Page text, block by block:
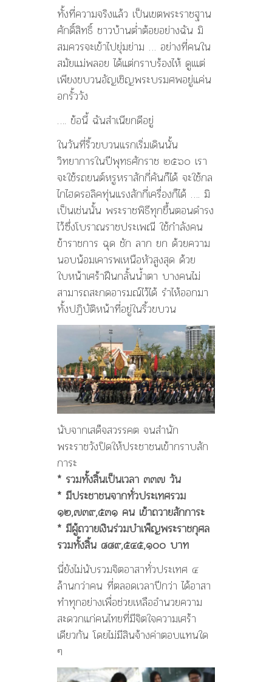
ทั้งที่ความจริงแล้ว เป็นเขตพระราชฐาน
ศักดิ์สิทธิ์ ชาวบ้านต่ำต้อยอย่างฉัน มิ
สมควรจะเข้าไปยุ่มย่าม … อย่างที่คนใน
สมัยแม่พลอย ได้แต่กราบร้องไห้ ดูเแต่
เพียงขบวนอัญเชิญพระบรมศพอยู่แค่น
อกรั้ววัง
…. ข้อนี้ ฉันสำเนียกดีอยู่
ในวันที่ริ้วขบวนแรกเริ่มเดินนั้น
วิทยาการในปีพุทธศักราช ๒๕๖๐ เรา
จะใช้รถยนต์หรูหราสักกี่คันก็ได้ จะใช้กล
ไกไฮดรอลิคทุ่นแรงสักกี่เครื่องก็ได้ …. มิ
เป็นเช่นนั้น พระราชพิธีทุกขึ้นตอนดำรง
ไว้ซึ่งโบราณราชประเพณี ใช้กำลังคน
ข้าราชการ ฉุด ชัก ลาก ยก ด้วยความ
นอบน้อมเคารพเหนือหัวสูงสุด ด้วย
ใบหน้าเศร้าฝืนกลั้นน้ำตา บางคนไม่
สามารถสะกดอารมณ์ไว้ได้ รำไห้ออกมา
ทั้งปฏิบัติหน้าที่อยู่ในริ้วขบวน
นับจากเสด็จสวรรคต จนสำนัก
พระราชวังปิดให้ประชาชนเข้ากราบสัก
การะ
* รวมทั้งสิ้นเป็นเวลา ๓๓๗ วัน
* มีประชาชนจากทั่วประเทศรวม
๑๒,๗๓๙,๕๓๑ คน เข้าถวายสักการะ
* มีผู้ถวายเงินร่วมบำเพ็ญพระราชกุศล
รวมทั้งสิ้น ๘๘๙,๕๔๕,๑๐๐ บาท
นี่ยังไม่นับรวมจิตอาสาทั่วประเทศ ๔
ล้านกว่าคน ที่ตลอดเวลาปีกว่า ได้อาสา
ทำทุกอย่างเพื่อช่วยเหลืออำนวยความ
สะดวกแก่คนไทยที่มีจิตใจความเศร้า
เดียวกัน โดยไม่มีสินจ้างค่าตอบแทนใด
ๆ